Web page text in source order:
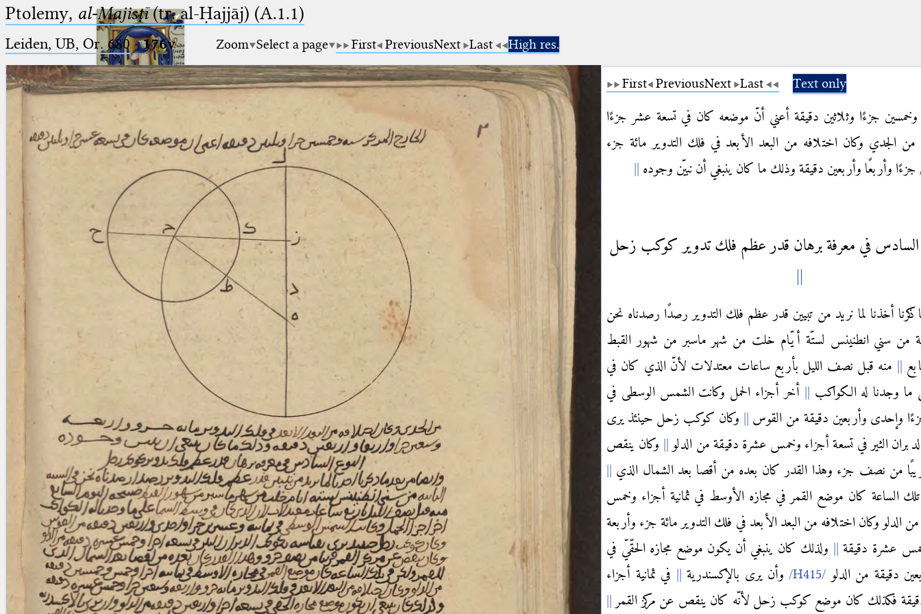
Ptolemaeus
Arabus et Latinus
(the underscore) is the placeholder
for exactly one character.
(the percent sign) is the
placeholder for no, one or more
than one character.
(two percent signs) is the
placeholder for no, one or more
than one character, but not for
blank space (so that a search ends
Start
Project
Team
News
Jobs
Publications
Conference
Latin Works
Latin Manuscripts
Latin Early Prints
Images
Texts
betaGlossary
Resources
Ptolemy, al-Majisṭī(tr. al-Ḥajjāj) (A.1.1)
Leiden, UB, Or. 680·176v Zoom Select a page First PreviousNext Last High res.
First PreviousNext Last Text only
وخمسين جزءًا وثلاثين دقيقة أعني أنّ موضعه كان في تسعة عشر جزءًا
من الجدي وكان اختلافه من البعد الأبعد في فلك التدوير مائة جزء
وأربعًا وأربعين دقيقة وذلك ما كان ينبغي أن نبيّن وجوده
السادس في معرفة برهان قدر عظم فلك تدوير كوكب زحل
أخذنا لما نريد من تبيين قدر عظم فلك التدوير رصدًا رصدناه نحن
من سني انطنينس لستّة أيّام خلت من شهر ماسبر من شهور القبط
منه قبل نصف الليل بأربع ساعات معتدلات لأنّ الذي كان في
ما وجدنا له الكواكب
أخر أجزاء الحمل وكانت الشمس الوسطى في
وإحدى وأربعين دقيقة من القوس
وكان كوكب زحل حينئذ يرى
الثير في تسعة أجزاء وخمس عشرة دقيقة من الدلو
وكان ينقص
من نصف جزء وهذا القدر كان بعده من أقصا بعد الشمال الذي
الساعة كان موضع القمر في مجازه الأوسط في ثمانية أجزاء وخمس
الدلو وكان اختلافه من البعد الأبعد في فلك التدوير مائة جزء وأربعة
عشرة دقيقة
ولذلك كان ينبغي أن يكون موضع مجازه الحقّيّ في
دقيقة من الدلو
وأن يرى بالإكسندرية
في ثمانية أجزاء
دقيقة فكذلك كان موضع كوكب زحل لأنّه كان ينقص عن مركز القمر